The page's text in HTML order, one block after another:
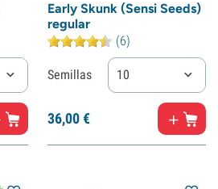
Early Skunk (Sensi Seeds)
regular
(6)
Semillas 10
36,00€